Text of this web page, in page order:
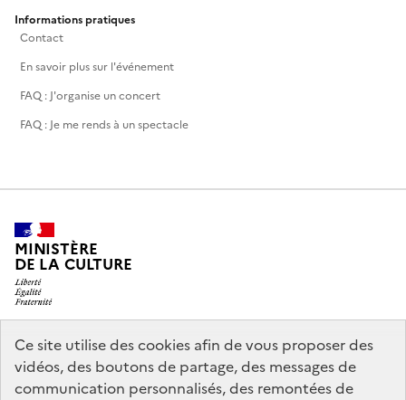
Ce site utilise des cookies afin de vous proposer des
vidéos, des boutons de partage, des messages de
communication personnalisés, des remontées de
Informations pratiques
Contact
En savoir plus sur l'événement
FAQ : J'organise un concert
FAQ : Je me rends à un spectacle
MINISTÈRE
DE LA CULTURE
legifrance.gouv.fr
info.gouv.fr